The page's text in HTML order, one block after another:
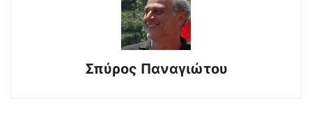
Σπύρος Παναγιώτου